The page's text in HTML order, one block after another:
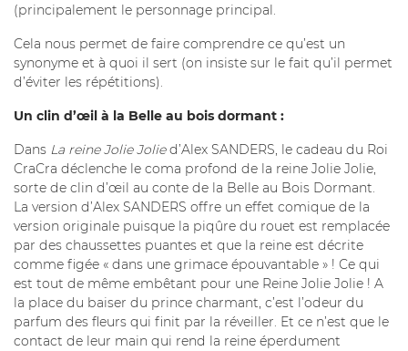
(principalement le personnage principal.
Cela nous permet de faire comprendre ce qu’est un
synonyme et à quoi il sert (on insiste sur le fait qu’il permet
d’éviter les répétitions).
Un clin d’œil à la Belle au bois dormant :
Dans La reine Jolie Jolied’Alex SANDERS, le cadeau du Roi
CraCra déclenche le coma profond de la reine Jolie Jolie,
sorte de clin d’œil au conte de la Belle au Bois Dormant.
La version d’Alex SANDERS offre un effet comique de la
version originale puisque la piqûre du rouet est remplacée
par des chaussettes puantes et que la reine est décrite
comme figée « dans une grimace épouvantable » ! Ce qui
est tout de même embêtant pour une Reine Jolie Jolie ! A
la place du baiser du prince charmant, c’est l’odeur du
parfum des fleurs qui finit par la réveiller. Et ce n’est que le
contact de leur main qui rend la reine éperdument